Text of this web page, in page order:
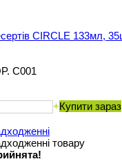
C001
+Купити зараз
товару